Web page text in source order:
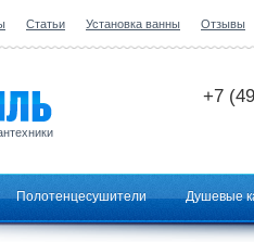
Статьи Установка ванны Отзывы
+7
Полотенцесушители Душевые